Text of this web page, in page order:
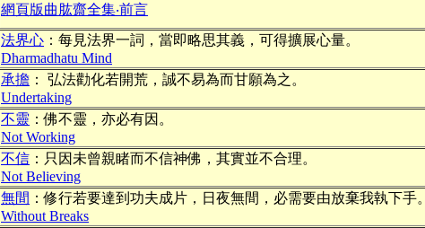
網頁版曲肱齋全集‧前言
法界心 ：每見法界一詞，當即略思其義，可得擴展心量。
Dharmadhatu Mind
承擔 ： 弘法勸化若開荒，誠不易為而甘願為之。
Undertaking
不靈 ：佛不靈，亦必有因。
Not Working
不信 ：只因未曾親睹而不信神佛，其實並不合理。
Not Believing
無間 ：修行若要達到功夫成片，日夜無間，必需要由放棄我執下手。
Without Breaks